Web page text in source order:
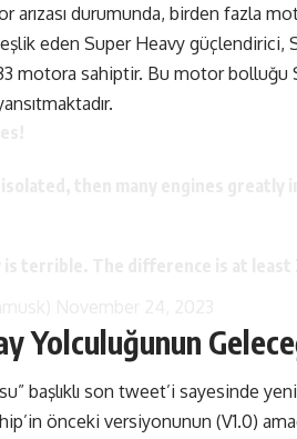
arızası durumunda, birden fazla
eşlik eden Super Heavy
motora sahiptir. Bu motor bolluğu
Yolculuğunun
başlıklı son tweet’i sayesinde
önceki versiyonunun (V1.0)